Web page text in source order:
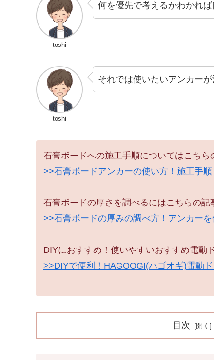
toshi
何を優先で考えるかわかれ
toshi
それでは使いたいアンカー
石膏ボードへの施工手順についてはこちら
>>石膏ボードアンカーの使い方！施工手
石膏ボードの厚さを調べるにはこちらの記
>>石膏ボードの厚みの調べ方！アンカー
DIYにおすすめ！使いやすいおすすめ電動
>>DIYで便利！HAGOOGI(ハゴオギ)電動
目次